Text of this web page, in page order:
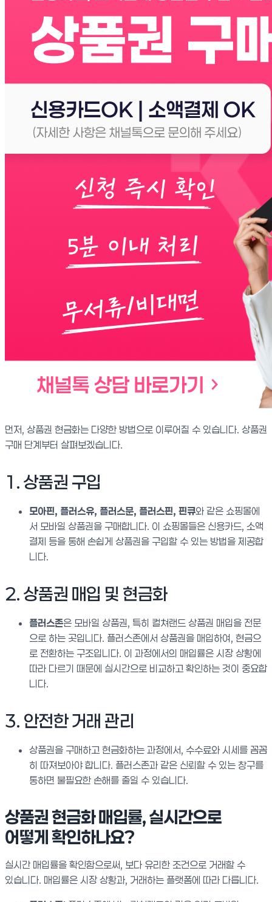
먼저, 상품권 현금화는 다양한 방법으로 이루어질 수 있습니다. 상품권
구매 단계부터 살펴보겠습니다.
1. 상품권 구입
모아핀, 플러스유, 플러스문, 플러스핀, 핀큐와 같은 쇼핑몰에
서 모바일 상품권을 구매합니다. 이 쇼핑몰들은 신용카드, 소액
결제 등을 통해 손쉽게 상품권을 구입할 수 있는 방법을 제공합
니다.
2. 상품권 매입 및 현금화
플러스존은 모바일 상품권, 특히 컬쳐랜드 상품권 매입을 전문
으로 하는 곳입니다. 플러스존에서 상품권을 매입하여, 현금으
로 전환하는 구조입니다. 이 과정에서의 매입률은 시장 상황에
따라 다르기 때문에 실시간으로 비교하고 확인하는 것이 중요합
니다.
3. 안전한 거래 관리
상품권을 구매하고 현금화하는 과정에서, 수수료와 시세를 꼼꼼
히 따져보아야 합니다. 플러스존과 같은 신뢰할 수 있는 창구를
통하면 불필요한 손해를 줄일 수 있습니다.
상품권 현금화 매입률, 실시간으로
어떻게 확인하나요?
실시간 매입률을 확인함으로써, 보다 유리한 조건으로 거래할 수
있습니다. 매입률은 시장 상황과, 거래하는 플랫폼에 따라 다릅니다.